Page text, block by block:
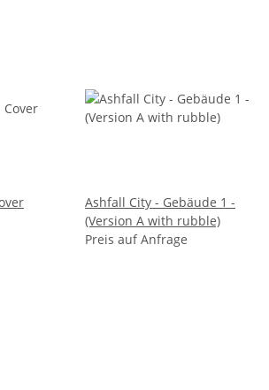
Ashfall City - Gebäude 1 -
(Version A with rubble)
Preis auf Anfrage